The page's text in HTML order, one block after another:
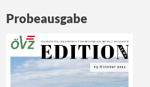
Probeausgabe